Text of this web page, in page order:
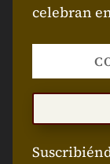
celebran